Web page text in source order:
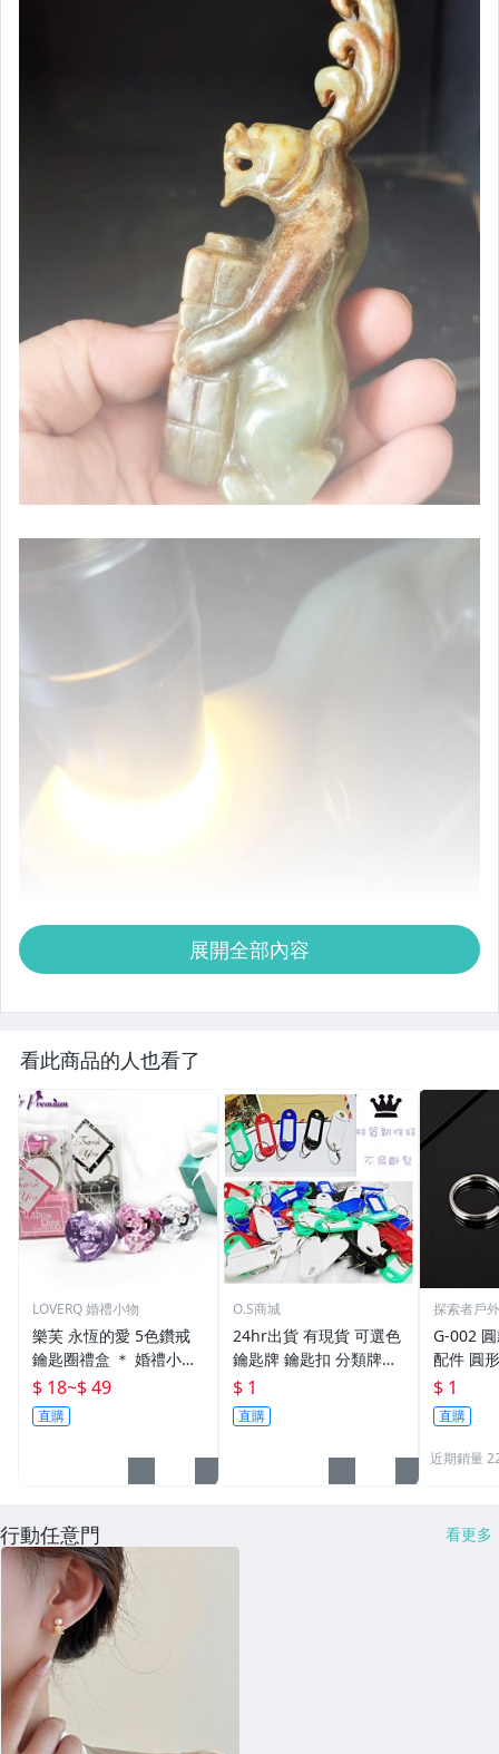
展開全部內容
看此商品的人也看了
LOVERQ 婚禮小物
樂芙 永恆的愛 5色鑽戒
鑰匙圈禮盒 ＊ 婚禮小物
二次進場 工商禮贈品 戒
指鑰匙圈 鑽石鑰匙扣 大
鑽戒 送客禮 活動贈品
$ 18~$ 49
直購
O.S商城
24hr出貨 有現貨 可選色
鑰匙牌 鑰匙扣 分類牌鎖
匙 分類牌 塑膠鑰匙牌 鑰
匙扣 號碼牌 分類牌 標記
鑰匙吊牌 掛牌
$ 1
直購
探索者戶
G-002
配件 圓
鑰匙圈
單個鑰
$ 1
直購
近期銷量
行動任意門 看更多